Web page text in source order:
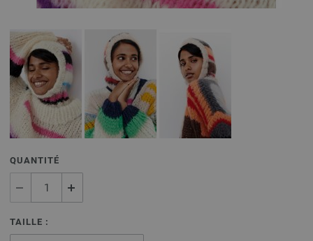
QUANTITÉ
TAILLE :